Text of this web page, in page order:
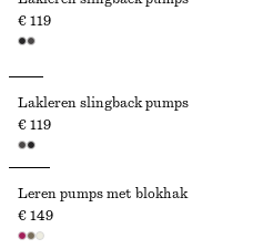
€ 119
Lakleren slingback pumps
€ 119
Leren pumps met blokhak
€ 149